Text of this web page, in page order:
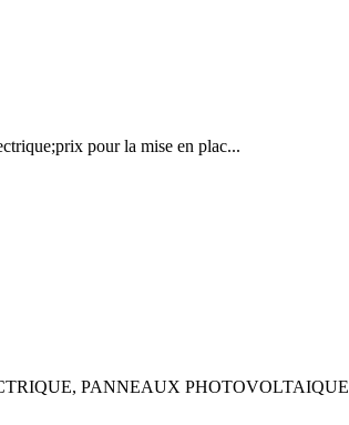
pour la mise en plac...
PANNEAUX PHOTOVOLTAIQUE